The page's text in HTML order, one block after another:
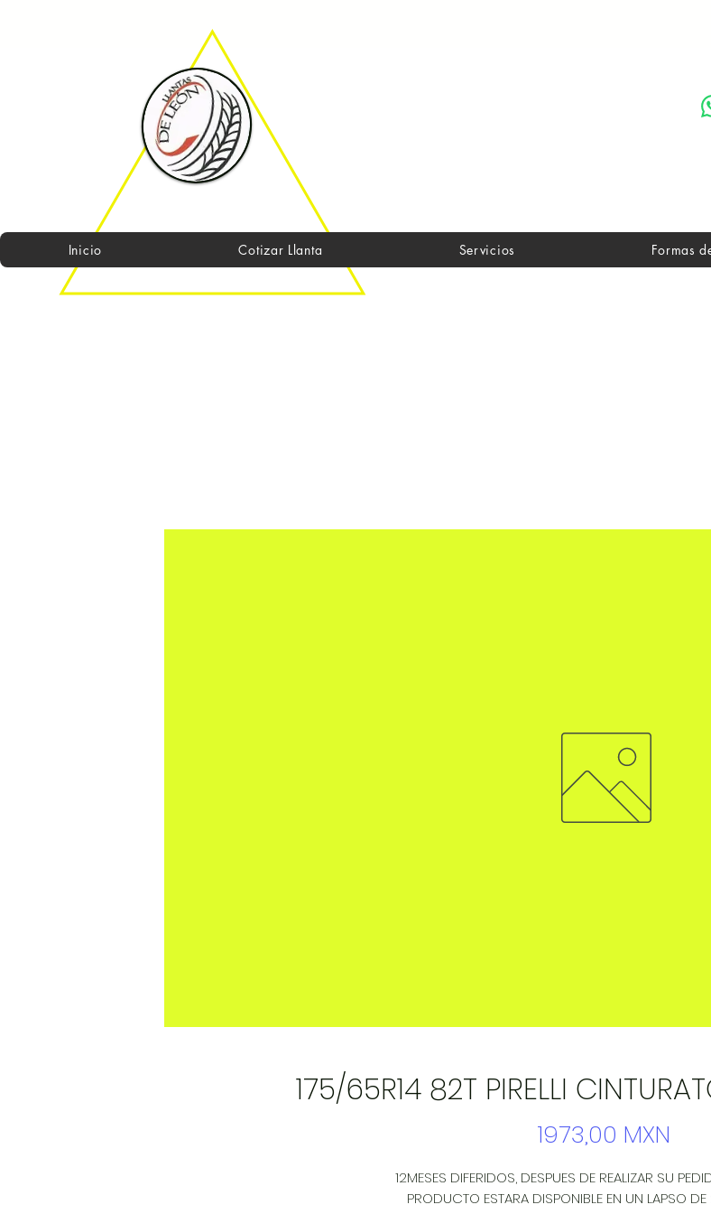
175/65R14 82T PIRELLI
1973,00 MXN
12MESES DIFERIDOS, DESPUES DE REALIZAR SU
PRODUCTO ESTARA DISPONIBLE EN UN LAPSO
Inicio Cotizar Llanta Servicios Formas